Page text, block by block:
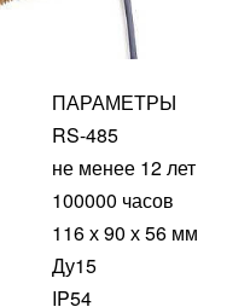
ПАРАМЕТРЫ
RS-485
не менее 12 лет
100000 часов
116 х 90 х 56 мм
Ду15
IP54